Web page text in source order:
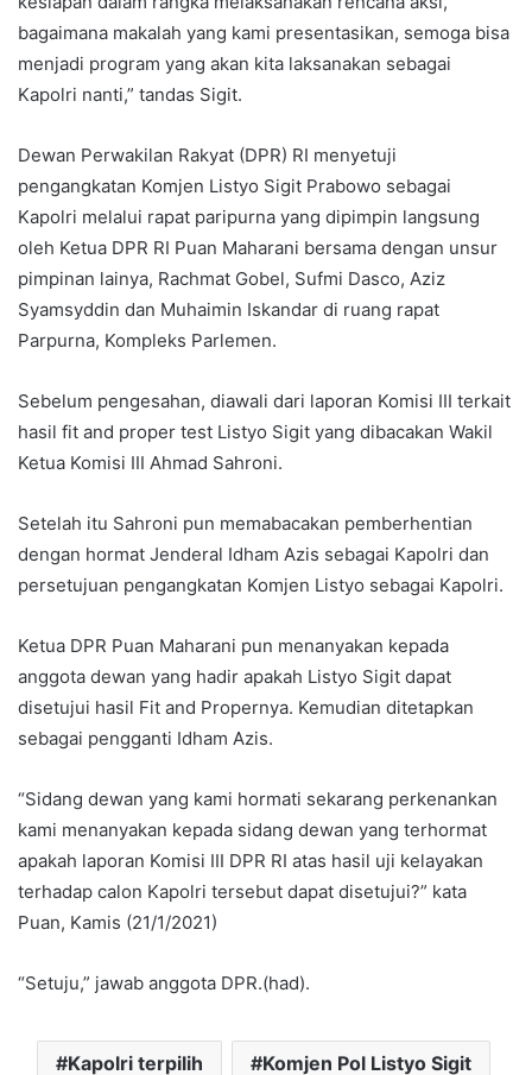
bagaimana makalah yang kami presentasikan, semoga bisa
menjadi program yang akan kita laksanakan sebagai
Kapolri nanti,” tandas Sigit.
Dewan Perwakilan Rakyat (DPR) RI menyetuji
pengangkatan Komjen Listyo Sigit Prabowo sebagai
Kapolri melalui rapat paripurna yang dipimpin langsung
oleh Ketua DPR RI Puan Maharani bersama dengan unsur
pimpinan lainya, Rachmat Gobel, Sufmi Dasco, Aziz
Syamsyddin dan Muhaimin Iskandar di ruang rapat
Parpurna, Kompleks Parlemen.
Sebelum pengesahan, diawali dari laporan Komisi III terkait
hasil fit and proper test Listyo Sigit yang dibacakan Wakil
Ketua Komisi III Ahmad Sahroni.
Setelah itu Sahroni pun memabacakan pemberhentian
dengan hormat Jenderal Idham Azis sebagai Kapolri dan
persetujuan pengangkatan Komjen Listyo sebagai Kapolri.
Ketua DPR Puan Maharani pun menanyakan kepada
anggota dewan yang hadir apakah Listyo Sigit dapat
disetujui hasil Fit and Propernya. Kemudian ditetapkan
sebagai pengganti Idham Azis.
“Sidang dewan yang kami hormati sekarang perkenankan
kami menanyakan kepada sidang dewan yang terhormat
apakah laporan Komisi III DPR RI atas hasil uji kelayakan
terhadap calon Kapolri tersebut dapat disetujui?” kata
Puan, Kamis (21/1/2021)
“Setuju,” jawab anggota DPR.(had).
Kapolri terpilih Komjen Pol Listyo Sigit